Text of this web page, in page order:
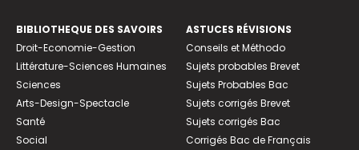
BIBLIOTHEQUE DES SAVOIRS
Droit-Economie-Gestion
Littérature-Sciences Humaines
Sciences
Arts-Design-Spectacle
Santé
Social
ASTUCES RÉVISIONS
Conseils et Méthodo
Sujets probables Brevet
Sujets Probables Bac
Sujets corrigés Brevet
Sujets corrigés Bac
Corrigés Bac de Français